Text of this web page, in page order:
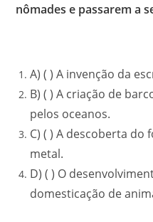
nômades e passarem a
A) ( ) A invenção da
B) ( ) A criação de
pelos oceanos.
C) ( ) A descoberta do
metal.
D) ( ) O
domesticação de